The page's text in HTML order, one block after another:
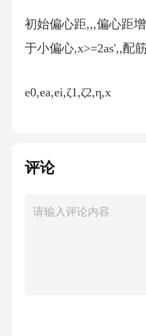
初始偏心距,,,偏心距
于小偏心,x>=2as',,配
e0,ea,ei,ζ1,ζ2,η,x
评论